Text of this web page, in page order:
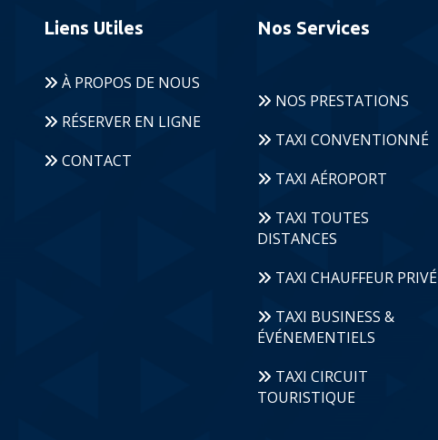
Liens Utiles
À PROPOS DE NOUS
RÉSERVER EN LIGNE
CONTACT
Nos Services
NOS PRESTATIONS
TAXI CONVENTIONNÉ
TAXI AÉROPORT
TAXI TOUTES
DISTANCES
TAXI CHAUFFEUR PRIVÉ
TAXI BUSINESS &
ÉVÉNEMENTIELS
TAXI CIRCUIT
TOURISTIQUE